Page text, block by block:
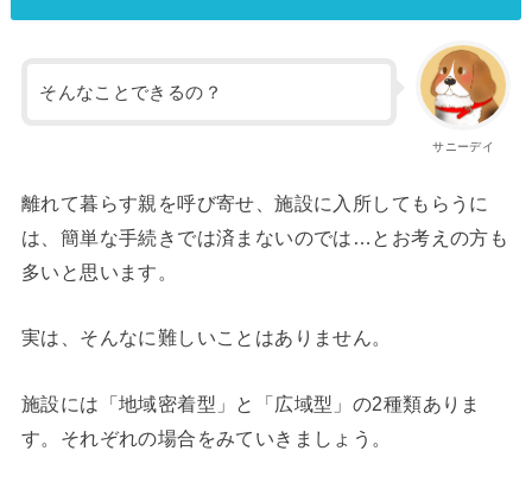
サニーデイ
そんなことできるの？
離れて暮らす親を呼び寄せ、施設に入所してもらうに
は、簡単な手続きでは済まないのでは…とお考えの方も
多いと思います。
実は、そんなに難しいことはありません。
施設には「地域密着型」と「広域型」の2種類ありま
す。それぞれの場合をみていきましょう。